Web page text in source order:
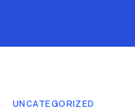
UNCATEGORIZED